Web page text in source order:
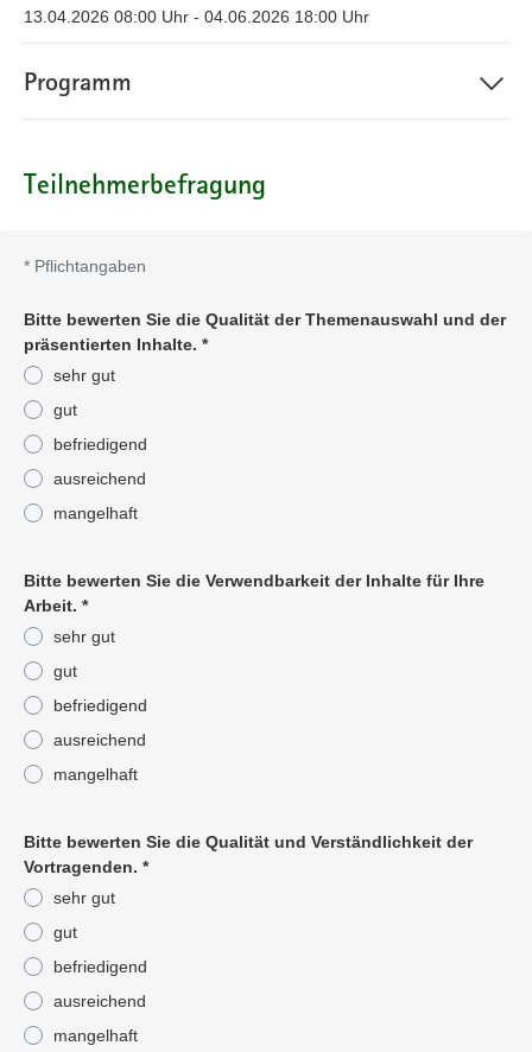
13.04.2026 08:00 Uhr - 04.06.2026 18:00 Uhr
Programm
Teilnehmerbefragung
* Pflichtangaben
Bitte bewerten Sie die Qualität der Themenauswahl und der
präsentierten Inhalte. *
sehr gut
gut
befriedigend
ausreichend
mangelhaft
Bitte bewerten Sie die Verwendbarkeit der Inhalte für Ihre
Arbeit. *
sehr gut
gut
befriedigend
ausreichend
mangelhaft
Bitte bewerten Sie die Qualität und Verständlichkeit der
Vortragenden. *
sehr gut
gut
befriedigend
ausreichend
mangelhaft